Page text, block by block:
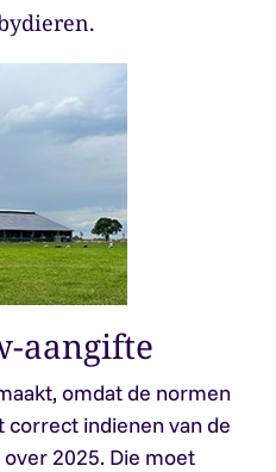
aangifte
omdat de normen
correct indienen van de
2025. Die moet